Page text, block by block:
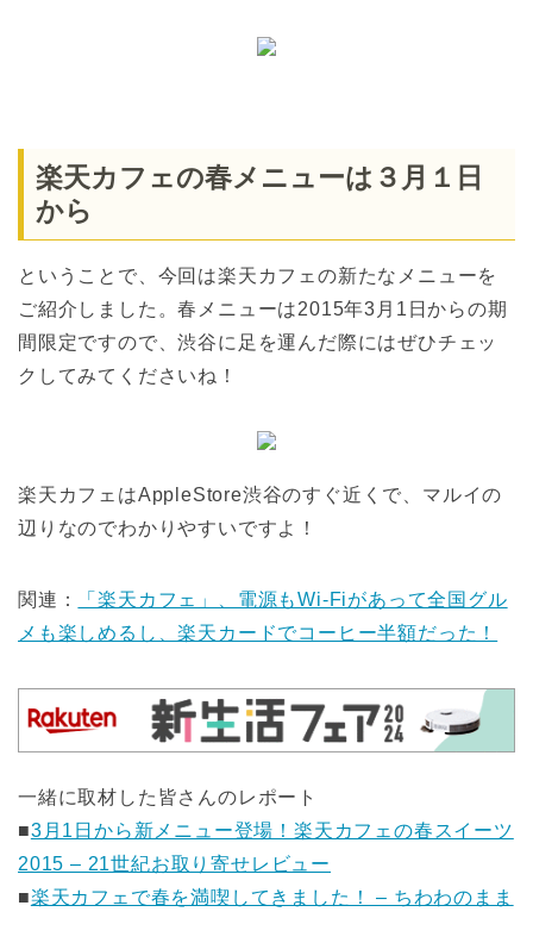
楽天カフェの春メニューは３月１日
から
ということで、今回は楽天カフェの新たなメニューを
ご紹介しました。春メニューは2015年3月1日からの期
間限定ですので、渋谷に足を運んだ際にはぜひチェッ
クしてみてくださいね！
楽天カフェはAppleStore渋谷のすぐ近くで、マルイの
辺りなのでわかりやすいですよ！
関連：
「楽天カフェ」、電源もWi-Fiがあって全国グル
メも楽しめるし、楽天カードでコーヒー半額だった！
一緒に取材した皆さんのレポート
■3月1日から新メニュー登場！楽天カフェの春スイーツ
2015 – 21世紀お取り寄せレビュー
■楽天カフェで春を満喫してきました！ – ちわわのまま